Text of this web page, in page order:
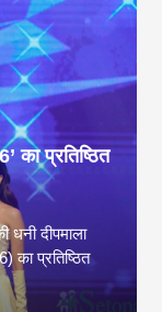
का प्रतिष्ठित
धनी दीपमाला
प्रतिष्ठित